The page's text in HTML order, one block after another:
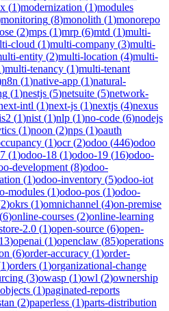
(1)modernization (1)modules
monitoring (8)monolith (1)monorepo
(2)mps (1)mrp (6)mtd (1)multi-
cloud (1)multi-company (3)multi-
entity (2)multi-location (4)multi-
)multi-tenancy (1)multi-tenant
n8n (1)native-app (1)natural-
(1)nestjs (5)netsuite (5)network-
intl (1)next-js (1)nextjs (4)nexus
(1)nist (1)nlp (1)no-code (6)nodejs
(1)noon (2)nps (1)oauth
(1)ocr(2)odoo (446)odoo
(1)odoo-18 (1)odoo-19 (16)odoo-
development (8)odoo-
(1)odoo-inventory (5)odoo-iot
modules (1)odoo-pos (1)odoo-
2)okrs (1)omnichannel (4)on-premise
(6)online-courses (2)online-learning
2.0 (1)open-source (6)open-
13)openai (1)openclaw (85)operations
(6)order-accuracy (1)order-
1)orders (1)organizational-change
(3)owasp (1)owl (2)ownership
(1)paginated-reports
(2)paperless (1)parts-distribution